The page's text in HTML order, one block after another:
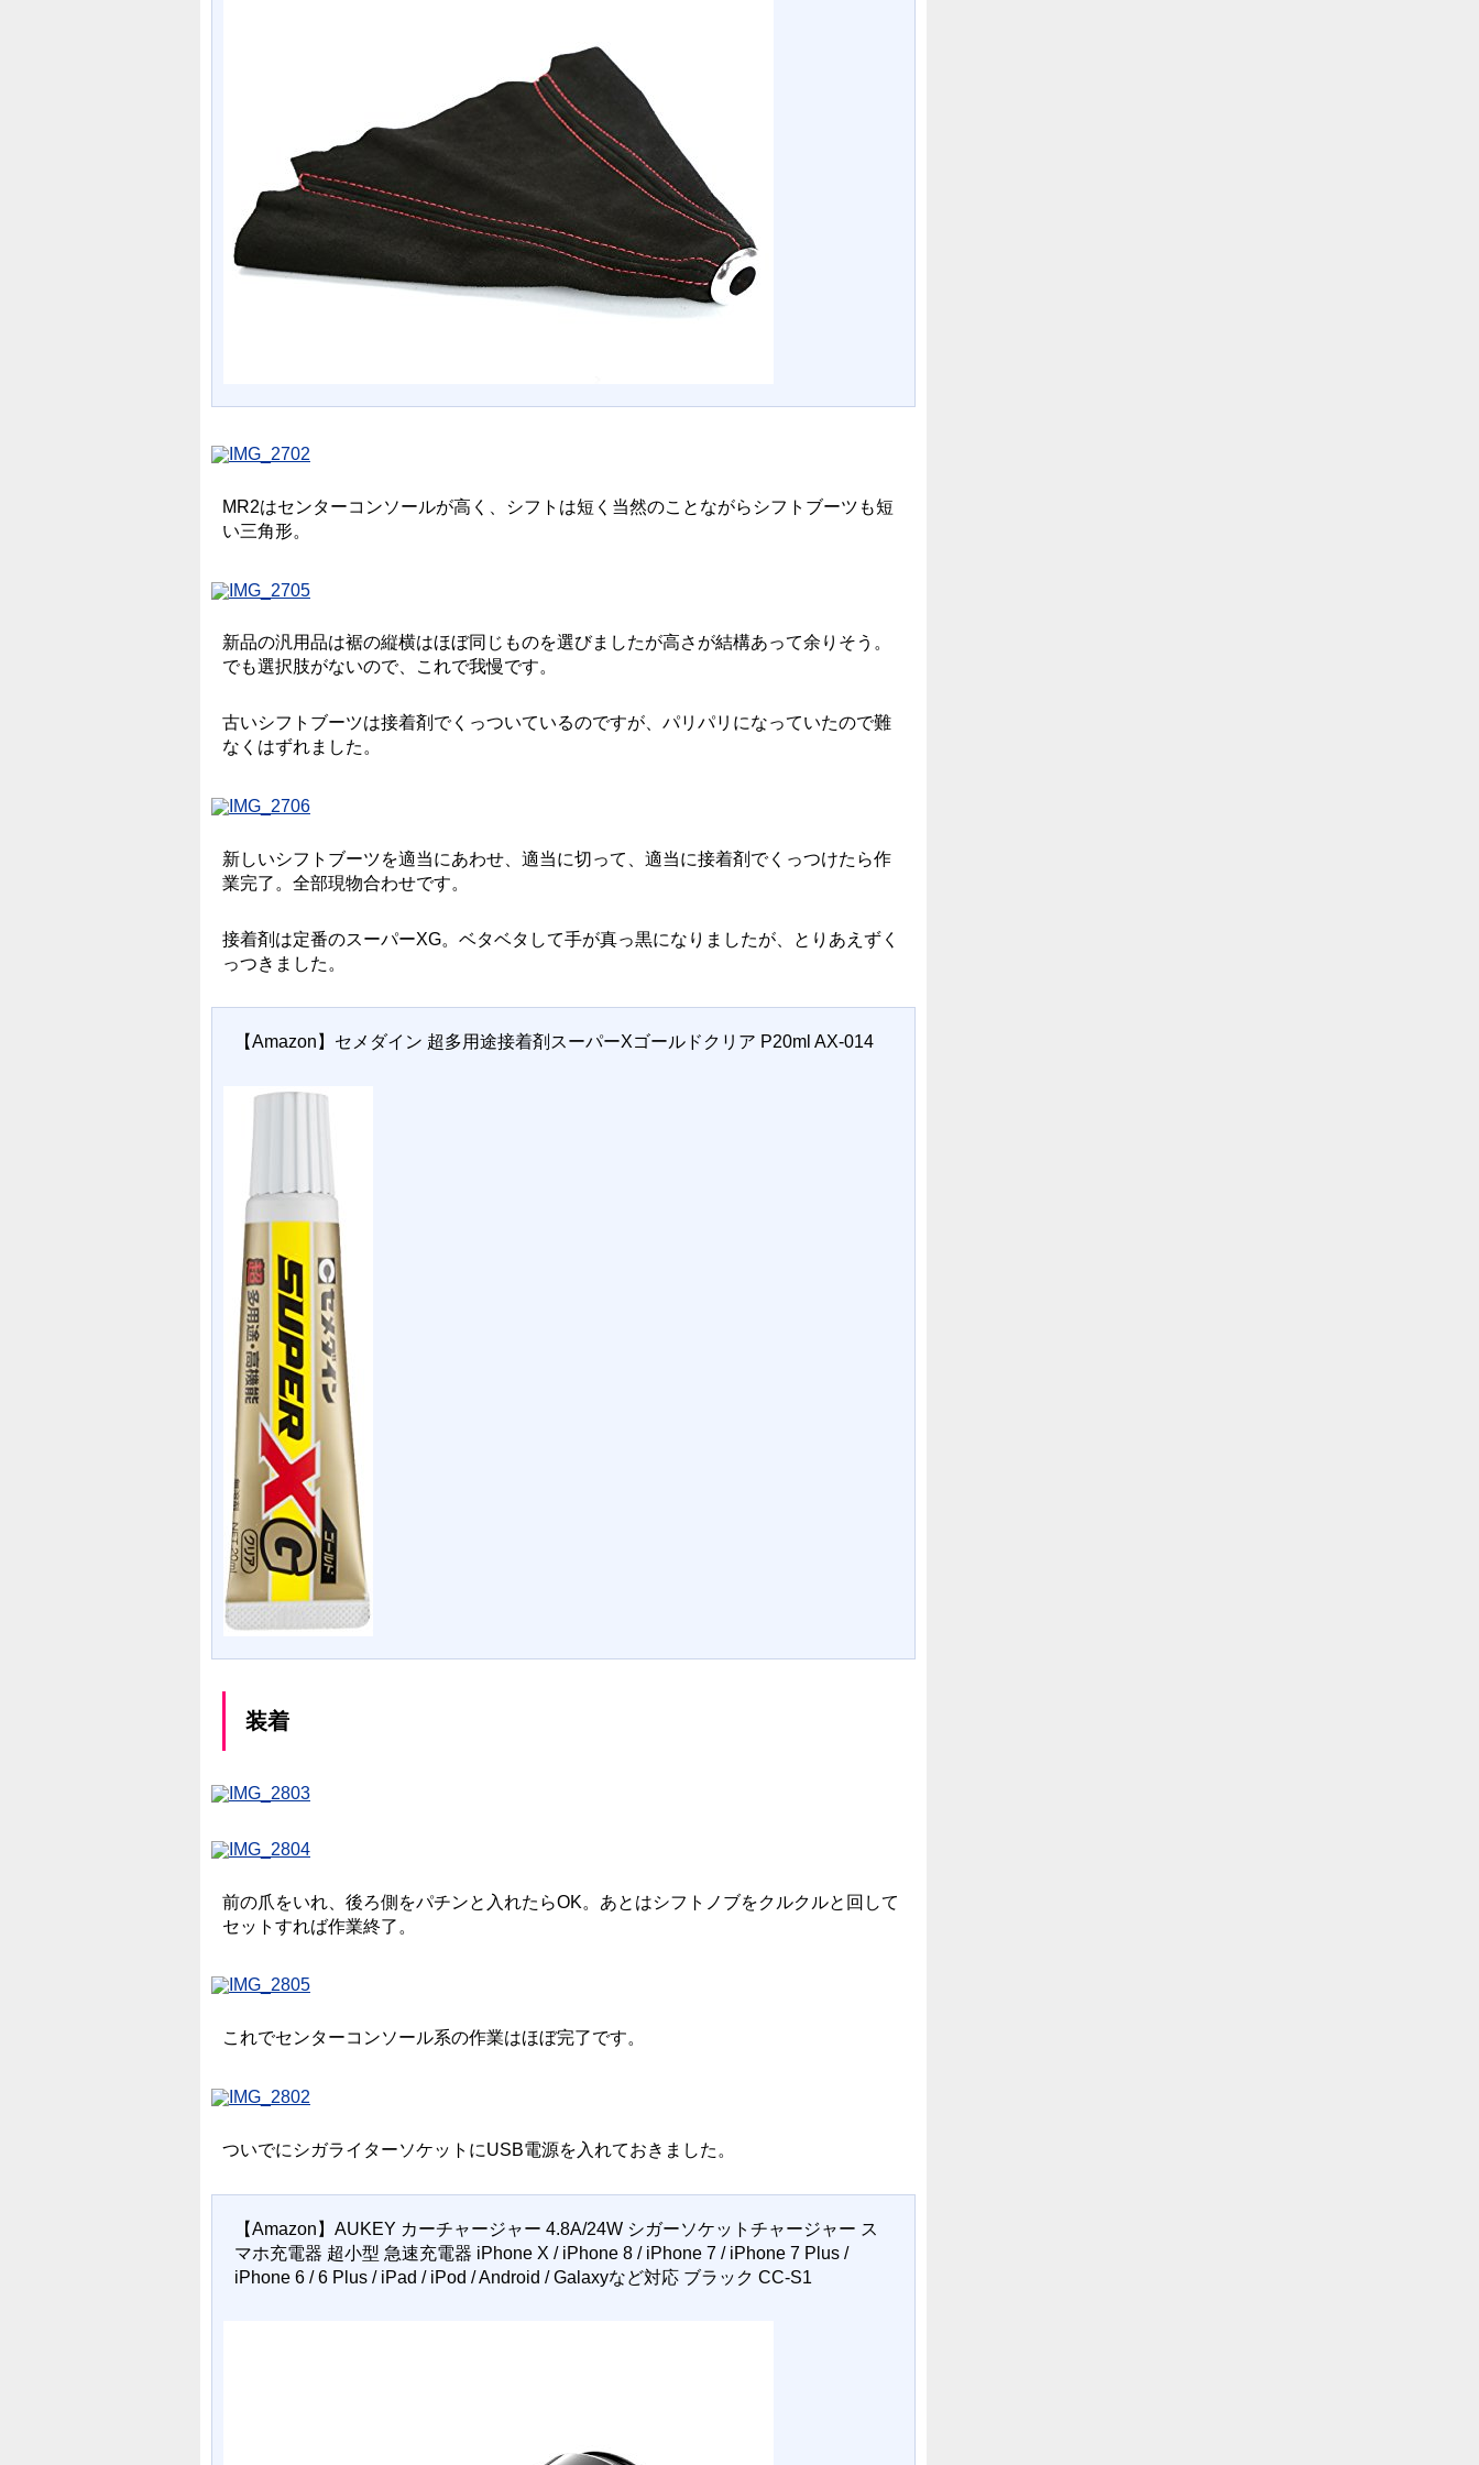
MR2はセンターコンソールが高く、シフトは短く当然のことながらシフトブーツも短
い三角形。
新品の汎用品は裾の縦横はほぼ同じものを選びましたが高さが結構あって余りそう。
でも選択肢がないので、これで我慢です。
古いシフトブーツは接着剤でくっついているのですが、パリパリになっていたので難
なくはずれました。
新しいシフトブーツを適当にあわせ、適当に切って、適当に接着剤でくっつけたら作
業完了。全部現物合わせです。
接着剤は定番のスーパーXG。ベタベタして手が真っ黒になりましたが、とりあえずく
っつきました。
【Amazon】セメダイン 超多用途接着剤スーパーXゴールドクリア P20ml AX-014
装着
前の爪をいれ、後ろ側をパチンと入れたらOK。あとはシフトノブをクルクルと回して
セットすれば作業終了。
これでセンターコンソール系の作業はほぼ完了です。
ついでにシガライターソケットにUSB電源を入れておきました。
【Amazon】AUKEY カーチャージャー 4.8A/24W シガーソケットチャージャー ス
マホ充電器 超小型 急速充電器 iPhone X / iPhone 8 / iPhone 7 / iPhone 7 Plus /
iPhone 6 / 6 Plus / iPad / iPod / Android / Galaxyなど対応 ブラック CC-S1